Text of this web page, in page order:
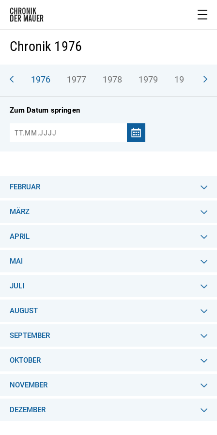
Chronik 1976
1976 1977 1978 1979 1980
Zum Datum springen
FEBRUAR
MÄRZ
APRIL
MAI
JULI
AUGUST
SEPTEMBER
OKTOBER
NOVEMBER
DEZEMBER